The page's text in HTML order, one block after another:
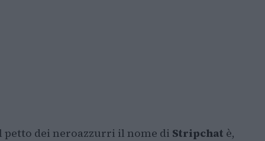
petto dei neroazzurri il nome di Stripchat è,